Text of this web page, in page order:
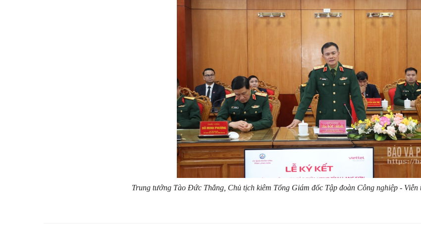
Trung tướng Tào Đức Thắng, Chủ tịch kiêm Tổng Giám đốc Tập đoàn Công nghiệp -